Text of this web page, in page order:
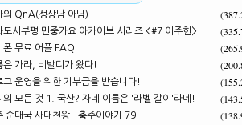
의 QnA(성상담 아님)
도시부평 민중가요 아카이브 시리즈 <#7 이주헌>
폰 무료 어플 FAQ
은 가라, 비발디가 왔다!
그 운영을 위한 기부금을 받습니다!
의 모든 것 1. 국산? 자네 이름은 '라벨 갈이'라네!
순대국 사대천왕 - 충주이야기 79